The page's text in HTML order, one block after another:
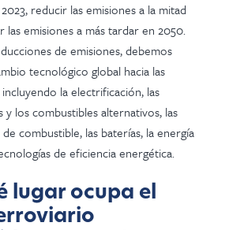
reducir las emisiones a la mitad
las emisiones a más tardar en 2050.
de emisiones, debemos
tecnológico global hacia las
la electrificación, las
y los combustibles alternativos, las
combustible, las baterías, la energía
de eficiencia energética.
lugar ocupa el